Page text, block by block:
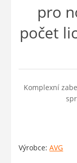
pro
počet
Komplexní
Výrobce: AVG